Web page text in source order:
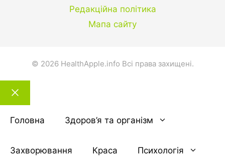
Редакційна політика
Мапа сайту
© 2026 HealthApple.info Всі права захищені.
Закрити
тему
Головна Здоров’я та організм
Захворювання Краса Психологія